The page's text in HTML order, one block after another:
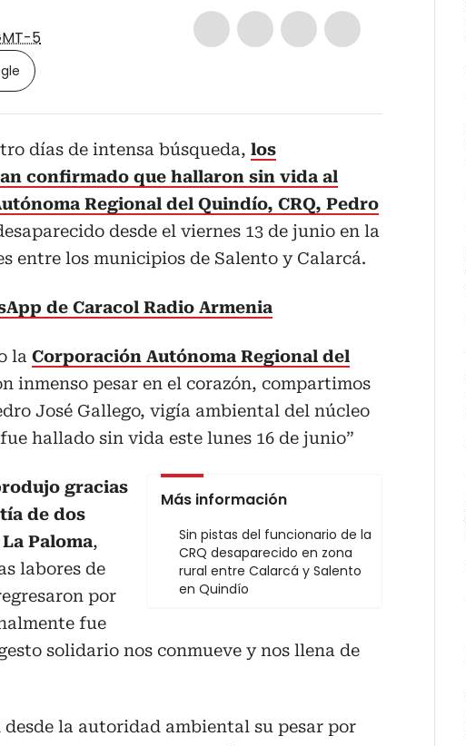
5
días de intensa búsqueda, los
confirmado que hallaron sin vida al
Regional del Quindío, CRQ, Pedro
desde el viernes 13 de junio en la
entre los municipios de Salento y Calarcá.
de Caracol Radio Armenia
la Corporación Autónoma Regional del
inmenso pesar en el corazón, compartimos
José Gallego, vigía ambiental del núcleo
hallado sin vida este lunes 16 de junio”
Más información
Sin pistas del funcionario de la
CRQ desaparecido en zona
rural entre Calarcá y Salento
en Quindío
gracias
de dos
Paloma,
labores de
por
fue
solidario nos conmueve y nos llena de
desde la autoridad ambiental su pesar por